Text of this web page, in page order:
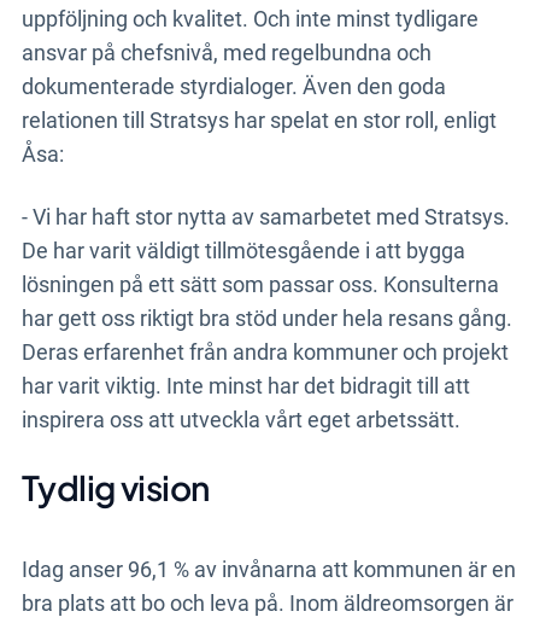
uppföljning och kvalitet. Och inte minst tydligare
ansvar på chefsnivå, med regelbundna och
dokumenterade styrdialoger. Även den goda
relationen till Stratsys har spelat en stor roll, enligt
Åsa:
- Vi har haft stor nytta av samarbetet med Stratsys.
De har varit väldigt tillmötesgående i att bygga
lösningen på ett sätt som passar oss. Konsulterna
har gett oss riktigt bra stöd under hela resans gång.
Deras erfarenhet från andra kommuner och projekt
har varit viktig. Inte minst har det bidragit till att
inspirera oss att utveckla vårt eget arbetssätt.
Tydlig vision
Idag anser 96,1 % av invånarna att kommunen är en
bra plats att bo och leva på. Inom äldreomsorgen är